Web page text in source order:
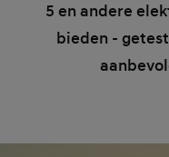
5 en andere
bieden -